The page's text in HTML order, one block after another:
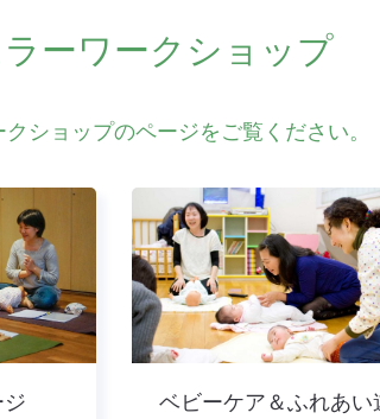
ーワークショップ
クショップのページをご覧ください。
ベビーケア＆ふれあい